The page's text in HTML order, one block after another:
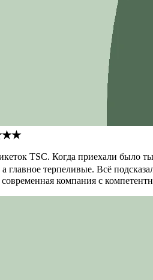
TSC. Когда приехали было
главное терпеливые. Всё
компания с